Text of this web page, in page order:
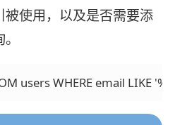
使用，以及是否需要添